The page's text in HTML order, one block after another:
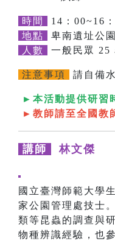
時間
14：00~16
地點
卑南遺址公
人數
一般民眾 25
注意事項 請自備
►本活動提供研習
►教師請至全國教
講師 林文傑
國立臺灣師範大學
家公園管理處技士
類等昆蟲的調查與
物種辨識經驗，也